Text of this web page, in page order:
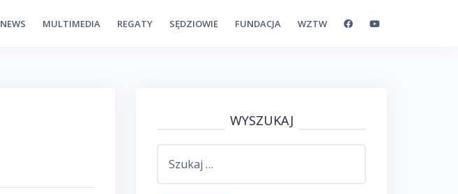
NEWS MULTIMEDIA REGATY SĘDZIOWIE FUNDACJA WZTW
WYSZUKAJ